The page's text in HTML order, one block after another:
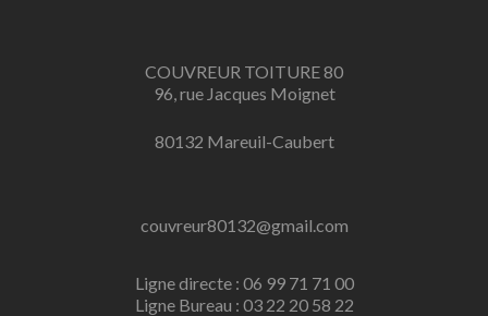
COUVREUR TOITURE 80
96, rue Jacques Moignet
80132 Mareuil-Caubert
couvreur80132@gmail.com
Ligne directe : 06 99 71 71 00
Ligne Bureau : 03 22 20 58 22